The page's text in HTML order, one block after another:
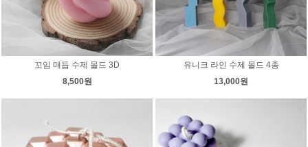
꼬임 매듭 수제 몰드 3D
8,500원
유니크 라인 수제 몰드 4종
13,000원